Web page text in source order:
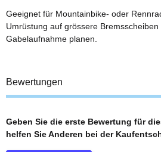
Geeignet für Mountainbike- oder
Umrüstung auf grössere
Gabelaufnahme planen.
Bewertungen
Geben Sie die erste Bewertung für
helfen Sie Anderen bei der